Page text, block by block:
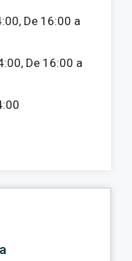
De 16:00 a
De 16:00 a